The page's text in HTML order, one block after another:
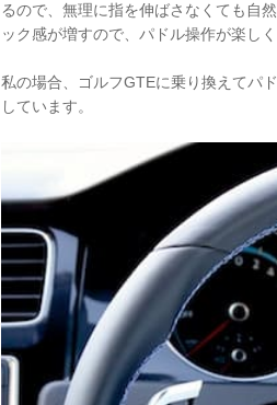
るので、無理に指を伸ばさなくても自
ック感が増すので、パドル操作が楽し
私の場合、ゴルフGTEに乗り換えてパ
しています。